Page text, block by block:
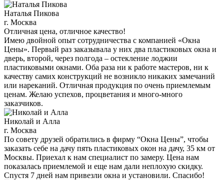
Наталья Пикова
г. Москва
Отличная цена, отличное качество!
Имею двойной опыт сотрудничества с компанией «Окна
Цены». Первый раз заказывала у них два пластиковых окна и
дверь, второй, через полгода – остекление лоджии
пластиковыми окнами. Оба раза ни к работе мастеров, ни к
качеству самих конструкций не возникло никаких замечаний
или нареканий. Отличная продукция по очень приемлемым
ценам. Желаю успехов, процветания и много-много
заказчиков.
Николай и Алла
г. Москва
По совету друзей обратились в фирму “Окна Цены”, чтобы
заказать себе на дачу пять пластиковых окон на дачу, 35 км от
Москвы. Приехал к нам специалист по замеру. Цена нам
показалась приемлемой и еще нам дали неплохую скидку.
Спустя 7 дней нам привезли окна и установили. Спасибо!